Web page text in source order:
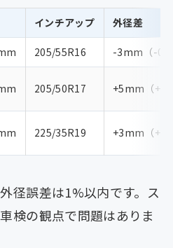
インチアップ 外径差
205/55R16 -3mm（-
205/50R17 +5mm（
225/35R19 +3mm（
径誤差は1%以内です。ス
検の観点で問題はありま